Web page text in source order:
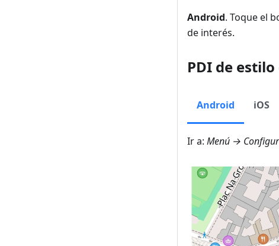
Android. Toque el
de interés.
PDI de
Android iOS
Ir a: Menú →